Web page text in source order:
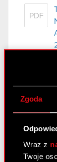
Zgoda
Wraz z
Twoje
PDF
31
Temat:
Walnego